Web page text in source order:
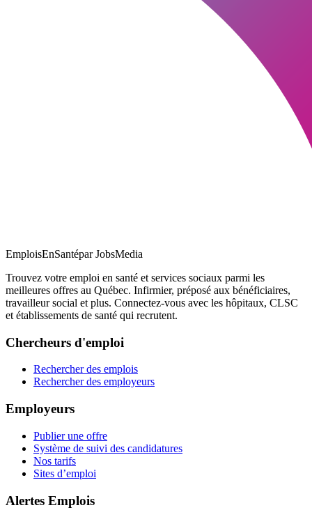
EmploisEnSantépar JobsMedia
Trouvez votre emploi en santé et services sociaux parmi les
meilleures offres au Québec. Infirmier, préposé aux bénéficiaires,
travailleur social et plus. Connectez-vous avec les hôpitaux, CLSC
et établissements de santé qui recrutent.
Chercheurs d'emploi
Rechercher des emplois
Rechercher des employeurs
Employeurs
Publier une offre
Système de suivi des candidatures
Nos tarifs
Sites d’emploi
Alertes Emplois